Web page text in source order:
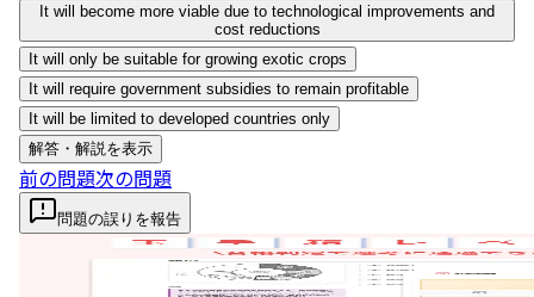
It will become more viable due to technological improvements and
cost reductions
It will only be suitable for growing exotic crops
It will require government subsidies to remain profitable
It will be limited to developed countries only
解答・解説を表示
前の問題次の問題
問題の誤りを報告